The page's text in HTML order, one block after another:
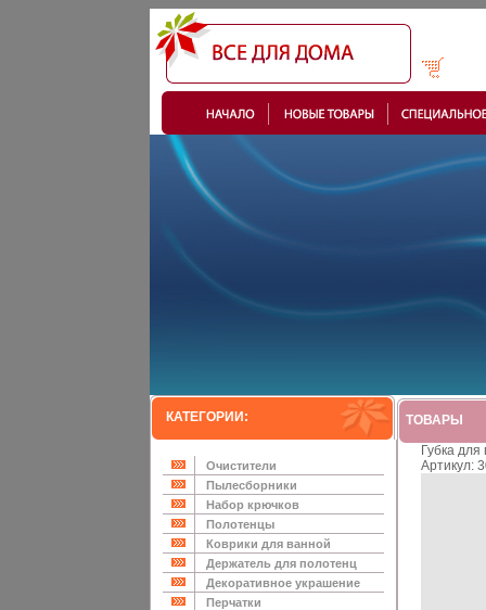
КАТЕГОРИИ:
Очистители
Пылесборники
Набор крючков
Полотенцы
Коврики для ванной
Держатель для полотенц
Декоративное украшение
Перчатки
ТОВАРЫ
Губка
Артикул: